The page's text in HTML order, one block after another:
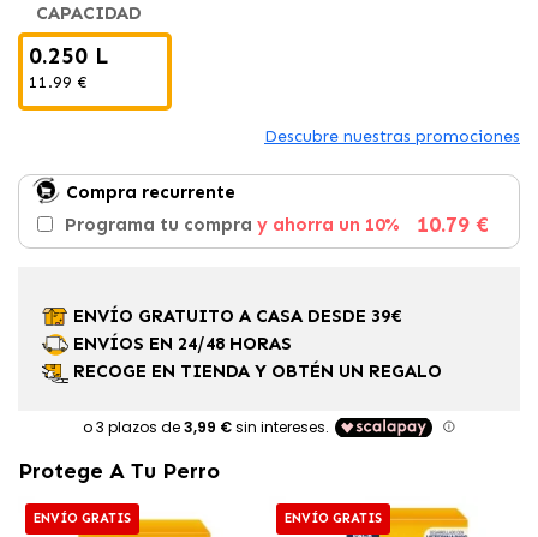
CAPACIDAD
0.250 L
11.99 €
Descubre nuestras promociones
Compra recurrente
Programa tu compra y ahorra un 10% 10.79 €
ENVÍO GRATUITO A CASA DESDE 39€
ENVÍOS EN 24/48 HORAS
RECOGE EN TIENDA Y OBTÉN UN REGALO
Protege A Tu Perro
ENVÍO GRATIS ENVÍO GRATIS